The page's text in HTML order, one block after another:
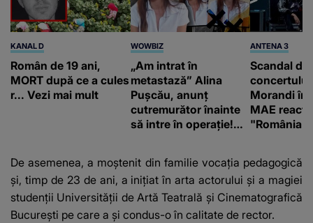
KANAL D
Român de 19 ani,
MORT după ce a cules
r... Vezi mai mult
WOWBIZ
„Am intrat în
metastază” Alina
Pușcău, anunț
cutremurător înainte
să intre în operație!
fanilor
ANTENA 3
Scandal
Morandi în
MAE
"România
De asemenea, a moștenit din familie vocația pedagogică
și, timp de 23 de ani, a inițiat în arta actorului și a magiei
studenții Universității de Artă Teatrală și Cinematografică
București pe care a și condus-o în calitate de rector.